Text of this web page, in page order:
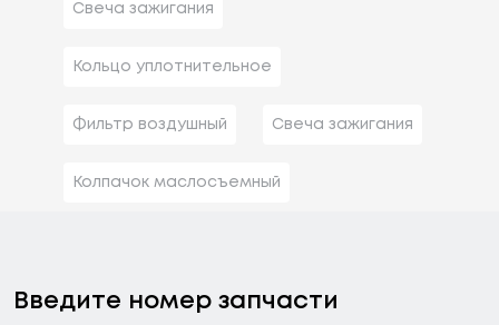
Свеча зажигания
Кольцо уплотнительное
Фильтр воздушный Свеча зажигания
Колпачок маслосъемный
Введите номер запчасти